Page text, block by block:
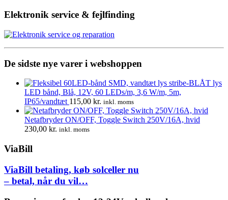
pris
1.720,00 kr..
pris
1.344,00 kr..
Elektronik service & fejlfinding
De sidste nye varer i webshoppen
LED bånd, Blå, 12V, 60 LEDs/m, 3,6 W/m, 5m,
IP65/vandtæt 115,00 kr. inkl. moms
Netafbryder ON/OFF, Toggle Switch 250V/16A, hvid
230,00 kr. inkl. moms
ViaBill
ViaBill betaling, køb solceller nu
– betal, når du vil…